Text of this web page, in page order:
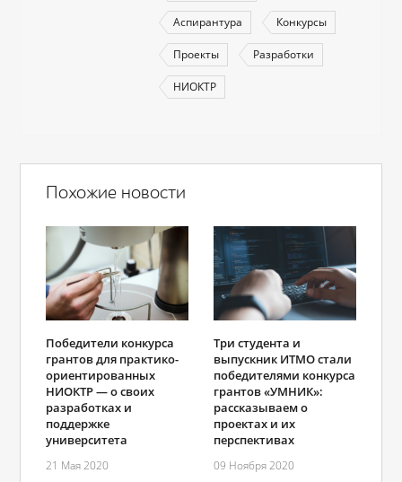
Аспирантура Конкурсы
Проекты Разработки
НИОКТР
Похожие новости
Победители конкурса
грантов для практико-
ориентированных
НИОКТР — о своих
разработках и
поддержке
университета
21 Мая 2020
Три студента и
выпускник ИТМО стали
победителями конкурса
грантов «УМНИК»:
рассказываем о
проектах и их
перспективах
09 Ноября 2020